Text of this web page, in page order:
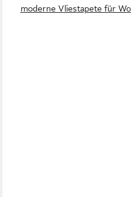
moderne Vliestapete für